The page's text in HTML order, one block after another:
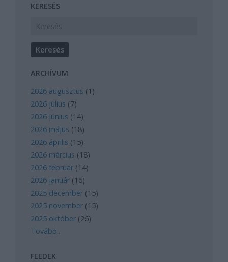
KERESÉS
ARCHÍVUM
2026 augusztus (1 )
2026 július (7)
2026 június (14)
2026 május (18)
2026 április (15)
2026 március (18)
2026 február (14)
2026 január (16)
2025 december (15)
2025 november (15)
2025 október (26)
Tovább...
FEEDEK